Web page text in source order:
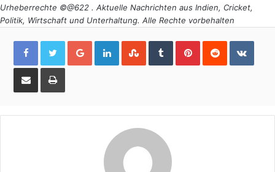
Urheberrechte ©@622 . Aktuelle Nachrichten aus Indien, Cricket,
Politik, Wirtschaft und Unterhaltung. Alle Rechte vorbehalten
Google+LinkedInStumbleUpon
TumblrPinterestReddit
Share
Email
Print